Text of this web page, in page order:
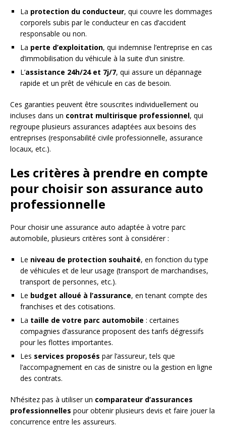
La protection du conducteur, qui couvre les dommages
corporels subis par le conducteur en cas d’accident
responsable ou non.
La perte d’exploitation, qui indemnise l’entreprise en cas
d’immobilisation du véhicule à la suite d’un sinistre.
L’assistance 24h/24 et 7j/7, qui assure un dépannage
rapide et un prêt de véhicule en cas de besoin.
Ces garanties peuvent être souscrites individuellement ou
incluses dans un contrat multirisque professionnel, qui
regroupe plusieurs assurances adaptées aux besoins des
entreprises (responsabilité civile professionnelle, assurance
locaux, etc.).
Les critères à prendre en compte
pour choisir son assurance auto
professionnelle
Pour choisir une assurance auto adaptée à votre parc
automobile, plusieurs critères sont à considérer :
Le niveau de protection souhaité, en fonction du type
de véhicules et de leur usage (transport de marchandises,
transport de personnes, etc.).
Le budget alloué à l’assurance, en tenant compte des
franchises et des cotisations.
La taille de votre parc automobile : certaines
compagnies d’assurance proposent des tarifs dégressifs
pour les flottes importantes.
Les services proposés par l’assureur, tels que
l’accompagnement en cas de sinistre ou la gestion en ligne
des contrats.
N’hésitez pas à utiliser un comparateur d’assurances
professionnelles pour obtenir plusieurs devis et faire jouer la
concurrence entre les assureurs.